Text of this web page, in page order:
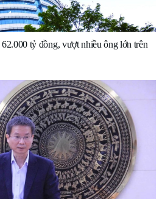
tỷ đồng, vượt nhiều ông lớn trên